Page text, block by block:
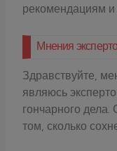
рекомендациям и
Мнения
Здравствуйте,
являюсь
гончарного дела.
том, сколько